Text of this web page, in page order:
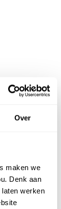
Over
maken we
Denk aan
werken